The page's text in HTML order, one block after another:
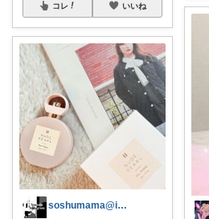
コレ いいね
soshumama@igytご購入感謝